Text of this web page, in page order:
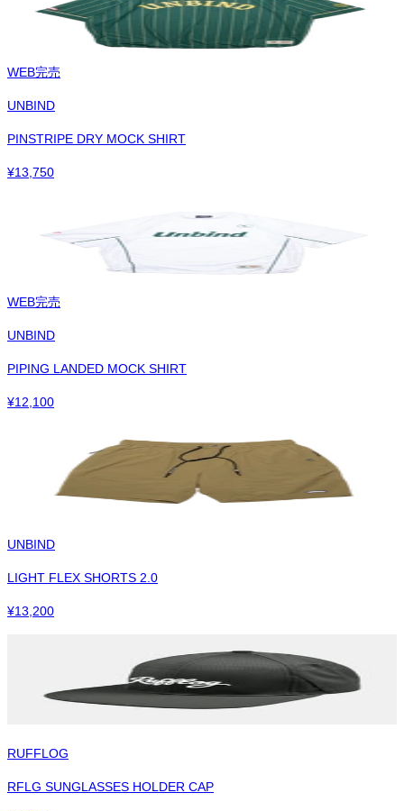
WEB完売
UNBIND
PINSTRIPE DRY MOCK SHIRT
¥13,750
WEB完売
UNBIND
PIPING LANDED MOCK SHIRT
¥12,100
UNBIND
LIGHT FLEX SHORTS 2.0
¥13,200
RUFFLOG
RFLG SUNGLASSES HOLDER CAP